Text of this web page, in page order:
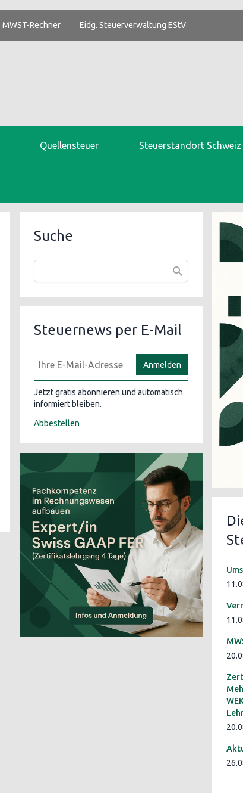
MWST-Rechner Eidg. Steuerverwaltung EStV
Quellensteuer Steuerstandort Schweiz
Suche
Steuernews per E-Mail
Anmelden
Jetzt gratis abonnieren und automatisch
informiert bleiben.
Abbestellen